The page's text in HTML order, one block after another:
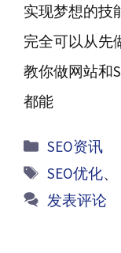
实现梦想的技
完全可以从先
教你做网站和
都能
分
类
SEO资讯
标
签
SEO优化、
发表评论